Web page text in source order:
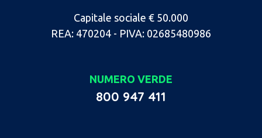
Capitale sociale € 50.000
REA: 470204 - PIVA: 02685480986
NUMERO VERDE
800 947 411